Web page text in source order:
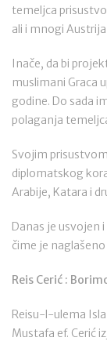
temeljca
ali i mnogi
Inače, da bi
muslimani Graca
godine. Do sada
polaganja
Svojim
diplomatskog
Arabije, Katara i
Danas je usvojen
čime je
Reis Cerić :
Reisu-l-ulema
Mustafa ef. Cerić